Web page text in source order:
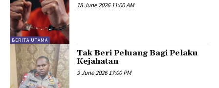
BERITA UTAMA
18 June 2026 11:00 AM
Tak Beri Peluang Bagi Pelaku
Kejahatan
9 June 2026 17:00 PM